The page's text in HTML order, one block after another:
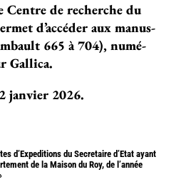
Centre de recher­­­­che du
d’accé­­­­der aux manus­­­
665 à 704), numé­­­­
Gallica.
janvier 2026.
d’Expeditions du Secretaire d’Etat ayant
de la Maison du Roy, de l’année